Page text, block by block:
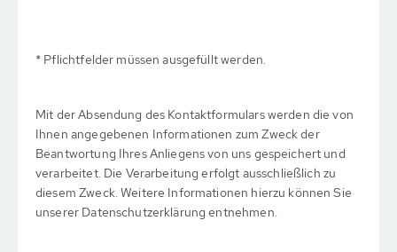
* Pflichtfelder müssen ausgefüllt werden.
Mit der Absendung des Kontaktformulars werden die von
Ihnen angegebenen Informationen zum Zweck der
Beantwortung Ihres Anliegens von uns gespeichert und
verarbeitet. Die Verarbeitung erfolgt ausschließlich zu
diesem Zweck. Weitere Informationen hierzu können Sie
unserer Datenschutzerklärung entnehmen.